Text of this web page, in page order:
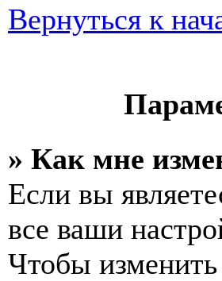
Вернуться к
» Как мне
Если вы
все ваши
Чтобы